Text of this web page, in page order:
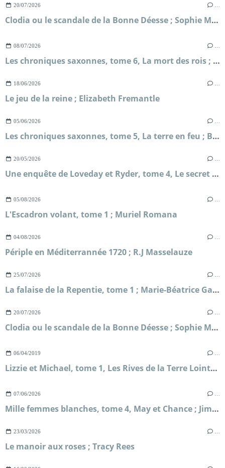
20/07/2026
Clodia ou le scandale de la Bonne Déesse ; Sophie Malick-Prunier
08/07/2026
Les chroniques saxonnes, tome 6, La mort des rois ; Bernard Cornwell
18/06/2026
Le jeu de la reine ; Elizabeth Fremantle
05/06/2026
Les chroniques saxonnes, tome 5, La terre en feu ; Bernard Cornwell
20/05/2026
Une enquête de Loveday et Ryder, tome 4, Le secret de Briar's Hall ; Faith Martin
05/08/2026
L'Escadron volant, tome 1 ; Muriel Romana
04/08/2026
Périple en Méditerrannée 1720 ; R.J Masselauze
25/07/2026
La falaise de la Repentie, tome 1 ; Marie-Béatrice Gauvin
20/07/2026
Clodia ou le scandale de la Bonne Déesse ; Sophie Malick-Prunier
06/04/2019
Lizzie et Michael, tome 1, Les Rives de la Terre Lointaine ; Sarah Lark
07/06/2026
Mille femmes blanches, tome 4, May et Chance ; Jim Fergus
23/03/2026
Le manoir aux roses ; Tracy Rees